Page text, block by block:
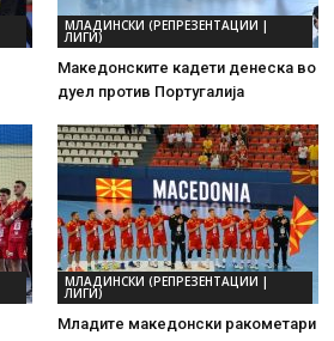
МЛАДИНСКИ (РЕПРЕЗЕНТАЦИИ |
ЛИГИ)
Македонските кадети денеска во
дуел против Португалија
МЛАДИНСКИ (РЕПРЕЗЕНТАЦИИ |
ЛИГИ)
Младите македонски ракометари